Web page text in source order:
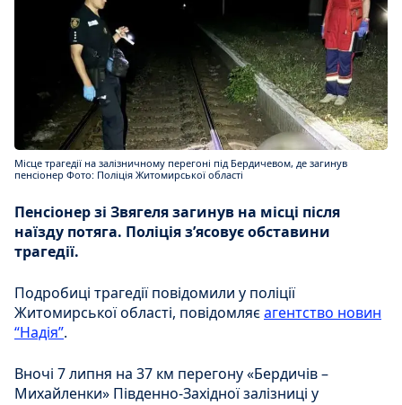
Місце трагедії на залізничному перегоні під Бердичевом, де загинув
пенсіонер Фото: Поліція Житомирської області
Пенсіонер зі Звягеля загинув на місці після
наїзду потяга. Поліція з’ясовує обставини
трагедії.
Подробиці трагедії повідомили у поліції
Житомирської області, повідомляєагентство новин
“Надія”.
Вночі 7 липня на 37 км перегону «Бердичів –
Михайленки» Південно-Західної залізниці у